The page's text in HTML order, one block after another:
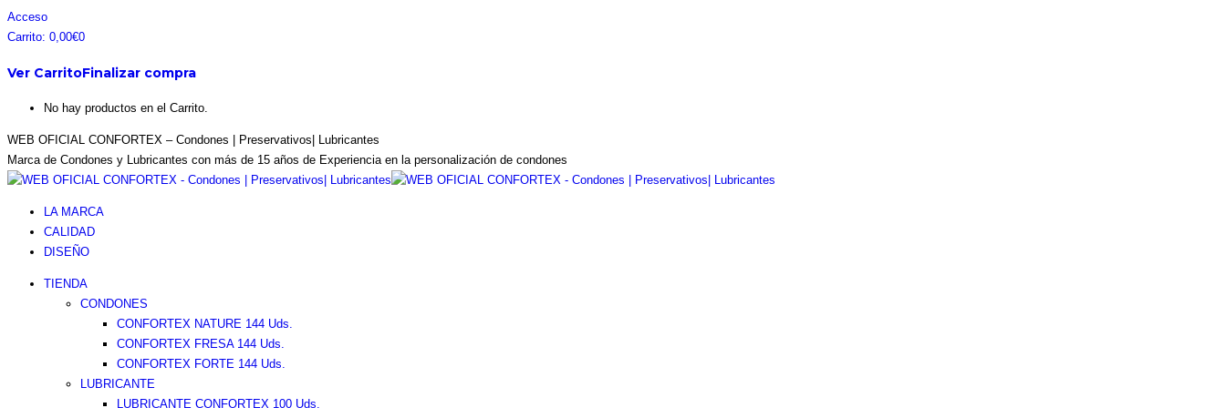
Saltar
al
Facebook
page
in
Instagram
page
in
Pinterest
page
in
Twitter
page
in
Acceso
Carrito: 0,00€0
Ver CarritoFinalizar compra
No hay productos en el Carrito.
WEB OFICIAL CONFORTEX – Condones | Preservativos| Lubricantes
Marca de Condones y Lubricantes con más de 15 años de Experiencia en la personalización de condones
LA MARCA
CALIDAD
DISEÑO
TIENDA
CONDONES
CONFORTEX NATURE 144 Uds.
CONFORTEX FRESA 144 Uds.
CONFORTEX FORTE 144 Uds.
LUBRICANTE
LUBRICANTE CONFORTEX 100 Uds.